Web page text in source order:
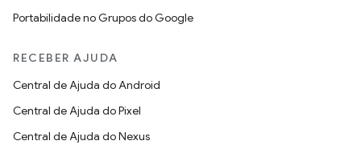
Portabilidade no Grupos do Google
RECEBER AJUDA
Central de Ajuda do Android
Central de Ajuda do Pixel
Central de Ajuda do Nexus